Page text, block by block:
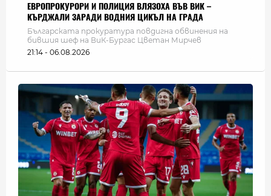
ЕВРОПРОКУРОРИ И ПОЛИЦИЯ ВЛЯЗОХА ВЪВ ВИК –
КЪРДЖАЛИ ЗАРАДИ ВОДНИЯ ЦИКЪЛ НА ГРАДА
Българската прокуратура повдигна обвинения на
бившия шеф на ВиК-Бургас Цветан Мирчев
21:14 - 06.08.2026